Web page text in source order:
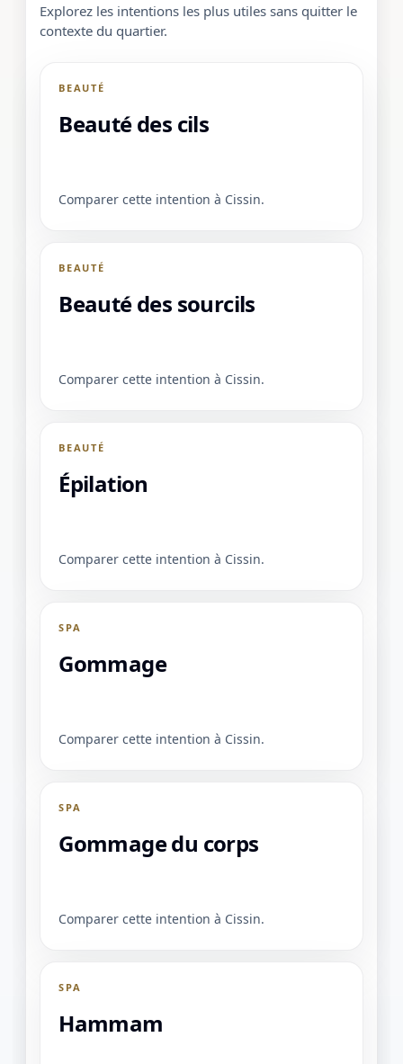
Explorez les intentions les plus utiles sans quitter le
contexte du quartier.
BEAUTÉ
Beauté des cils
Comparer cette intention à Cissin.
BEAUTÉ
Beauté des sourcils
Comparer cette intention à Cissin.
BEAUTÉ
Épilation
Comparer cette intention à Cissin.
SPA
Gommage
Comparer cette intention à Cissin.
SPA
Gommage du corps
Comparer cette intention à Cissin.
SPA
Hammam
✕